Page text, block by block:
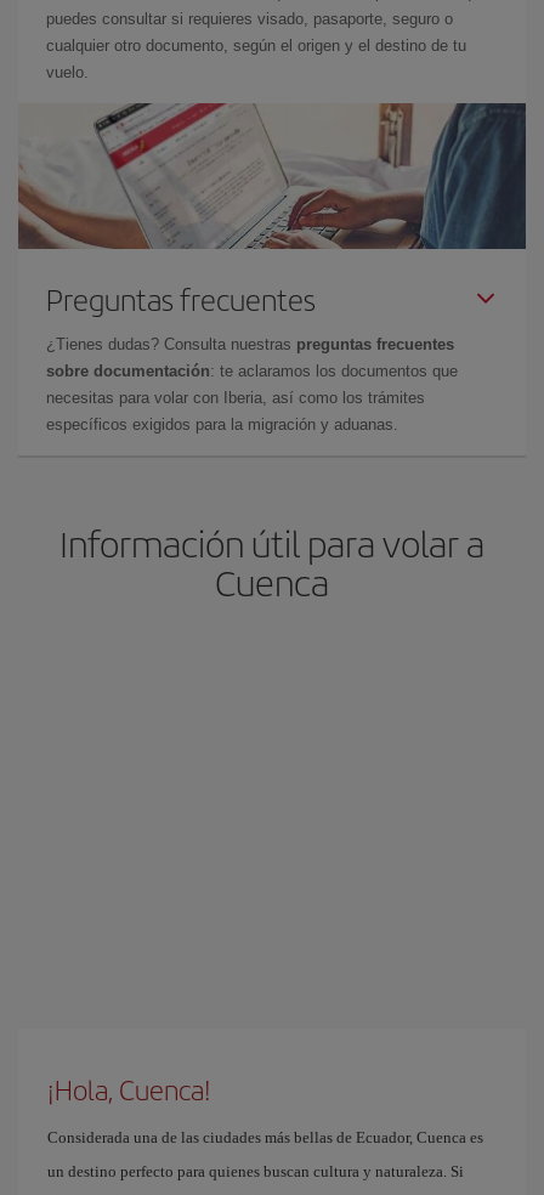
puedes consultar si requieres visado, pasaporte, seguro o
cualquier otro documento, según el origen y el destino de tu
vuelo.
Preguntas frecuentes
¿Tienes dudas? Consulta nuestras preguntas frecuentes
sobre documentación: te aclaramos los documentos que
necesitas para volar con Iberia, así como los trámites
específicos exigidos para la migración y aduanas.
Información útil para volar a
Cuenca
¡Hola, Cuenca!
Considerada una de las ciudades más bellas de Ecuador, Cuenca es
un destino perfecto para quienes buscan cultura y naturaleza. Si